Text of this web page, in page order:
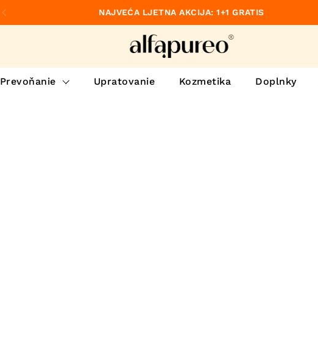
Predchádzajúce
NAJVEĆA LJETNA AKCIJA: 1+1 GRATIS
Prevoňanie Upratovanie Kozmetika Doplnky